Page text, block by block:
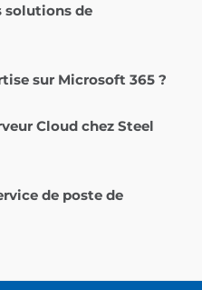
solutions de
sur Microsoft 365 ?
Cloud chez Steel
de poste de